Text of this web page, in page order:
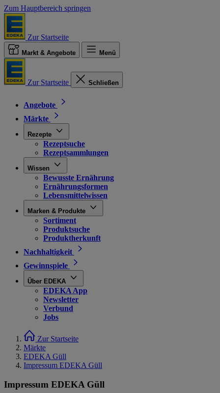
Zum Hauptbereich springen
Zur Startseite
Markt & Angebote Menü
Zur Startseite Schließen
Angebote
Märkte
Rezepte
Rezeptsuche
Rezeptsammlungen
Wissen
Bewusste Ernährung
Ernährungsformen
Lebensmittelwissen
Marken & Produkte
Sortiment
Produktsuche
Produktherkunft
Nachhaltigkeit
Gewinnspiele
Über EDEKA
EDEKA App
Newsletter
Verbund
Jobs
Zur Startseite
Märkte
EDEKA Güll
Impressum EDEKA Güll
Impressum EDEKA Güll